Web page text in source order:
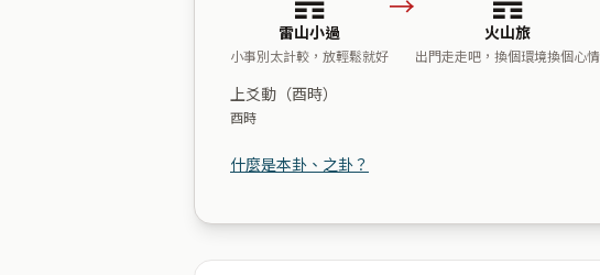
雷山小過
小事別太計較，放輕鬆就好
火山旅
出門走走吧，換個環境換個心情
上爻動（酉時）
酉時
什麼是本卦、之卦？